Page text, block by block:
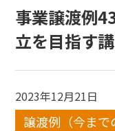
事業譲渡例
立を目指す
2023年12月21日
譲渡例（今まで